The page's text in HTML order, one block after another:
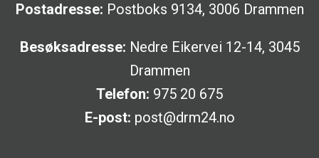
Postadresse: Postboks 9134, 3006 Drammen
Besøksadresse: Nedre Eikervei 12-14, 3045
Drammen
Telefon: 975 20 675
E-post: post@drm24.no